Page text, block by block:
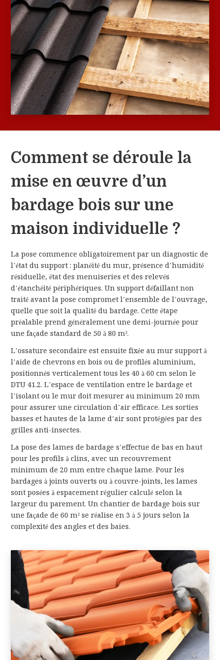
Comment se déroule la
mise en œuvre d’un
bardage bois sur une
maison individuelle ?
La pose commence obligatoirement par un diagnostic de
l’état du support : planéité du mur, présence d’humidité
résiduelle, état des menuiseries et des relevés
d’étanchéité périphériques. Un support défaillant non
traité avant la pose compromet l’ensemble de l’ouvrage,
quelle que soit la qualité du bardage. Cette étape
préalable prend généralement une demi-journée pour
une façade standard de 50 à 80 m².
L’ossature secondaire est ensuite fixée au mur support à
l’aide de chevrons en bois ou de profilés aluminium,
positionnés verticalement tous les 40 à 60 cm selon le
DTU 41.2. L’espace de ventilation entre le bardage et
l’isolant ou le mur doit mesurer au minimum 20 mm
pour assurer une circulation d’air efficace. Les sorties
basses et hautes de la lame d’air sont protégées par des
grilles anti-insectes.
La pose des lames de bardage s’effectue de bas en haut
pour les profils à clins, avec un recouvrement
minimum de 20 mm entre chaque lame. Pour les
bardages à joints ouverts ou à couvre-joints, les lames
sont posées à espacement régulier calculé selon la
largeur du parement. Un chantier de bardage bois sur
une façade de 60 m² se réalise en 3 à 5 jours selon la
complexité des angles et des baies.